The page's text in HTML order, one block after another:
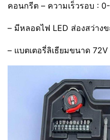
คอนกรีต – ความเร็วรอบ :
– มีหลอดไฟ LED ส่องสว่าง
– แบตเตอรี่ลิเธียมขนาด